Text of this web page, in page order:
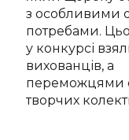
з особливими
потребами.
у конкурсі
вихованців, а
переможцями
творчих